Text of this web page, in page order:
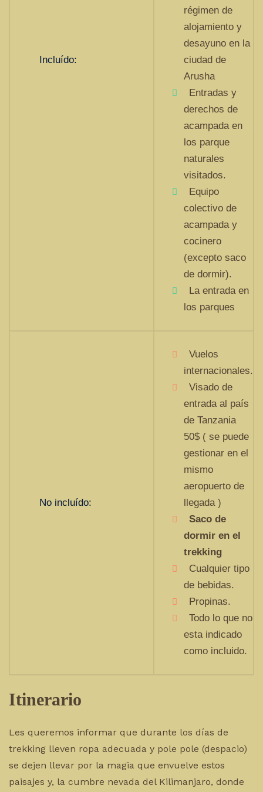
Incluído:
régimen de
alojamiento y
desayuno en la
ciudad de
Arusha
Entradas y
derechos de
acampada en
los parque
naturales
visitados.
Equipo
colectivo de
acampada y
cocinero
(excepto saco
de dormir).
La entrada en
los parques
No incluído:
Vuelos
internacionales.
Visado de
entrada al país
de Tanzania
50$ ( se puede
gestionar en el
mismo
aeropuerto de
llegada )
Saco de
dormir en el
trekking
Cualquier tipo
de bebidas.
Propinas.
Todo lo que no
esta indicado
como incluido.
Itinerario
Les queremos informar que durante los días de
trekking lleven ropa adecuada y pole pole (despacio)
se dejen llevar por la magia que envuelve estos
paisajes y, la cumbre nevada del Kilimanjaro, donde